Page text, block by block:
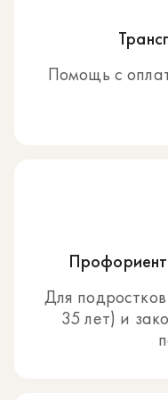
Помощь с
Для
35 лет) и